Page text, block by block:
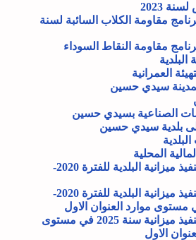
2023
مقاومة الكلاب السائبة لسنة
مقاومة النقاط السوداء
البلدية
العمرانية
سيدي حسين
الصناعية بسيدي حسين
بلدية سيدي حسين
المحلية
صفحة تنفيذ ميزانية البلدية للفترة 2020-
صفحة تنفيذ ميزانية البلدية للفترة 2020-
صفحة تنفيذ ميزانية سنة 2025 في مستوى
الاول